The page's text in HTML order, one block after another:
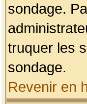
sondage.
truquer les
sondage.
Revenir en